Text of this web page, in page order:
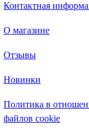
Контактная
О магазине
Отзывы
Новинки
Политика в
файлов cookie